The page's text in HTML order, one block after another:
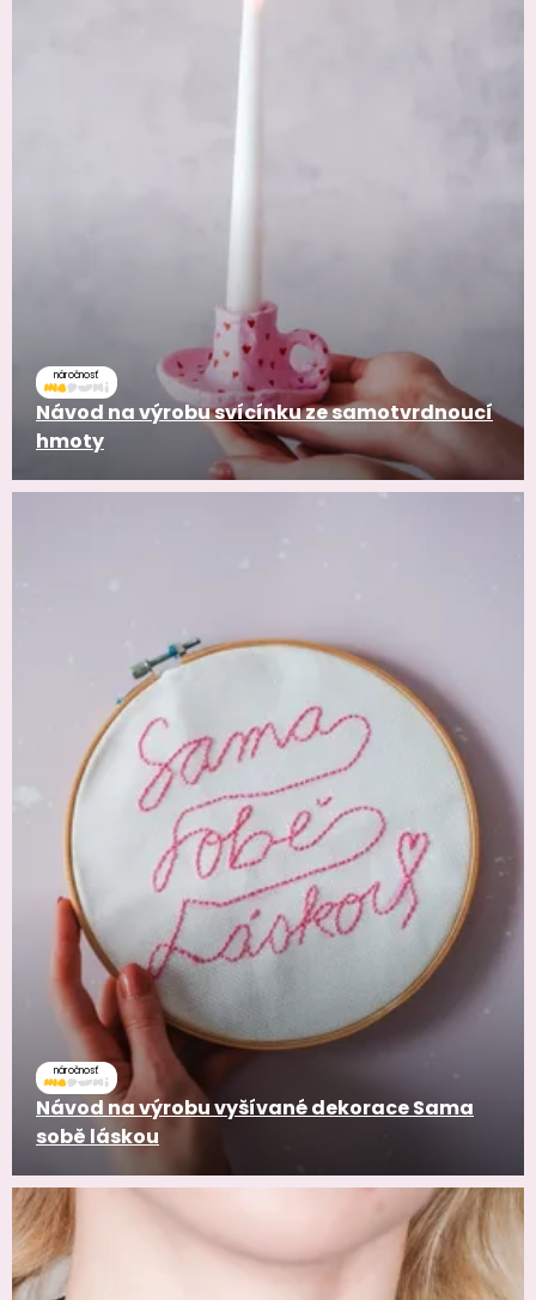
náročnosť
Návod na výrobu svícínku ze samotvrdnoucí
hmoty
náročnosť
Návod na výrobu vyšívané dekorace Sama
sobě láskou